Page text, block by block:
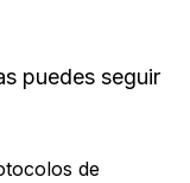
puedes seguir
de